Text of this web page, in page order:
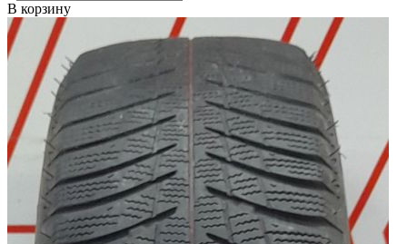
В корзину